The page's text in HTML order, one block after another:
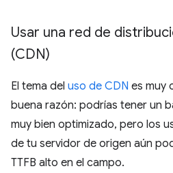
Usar una red de
(CDN)
El tema del uso de CDN es muy
buena razón: podrías tener un
muy bien optimizado, pero los
de tu servidor de origen aún
TTFB alto en el campo.